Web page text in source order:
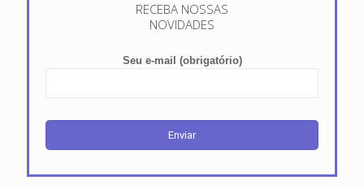
RECEBA NOSSAS
NOVIDADES
Seu e-mail (obrigatório)